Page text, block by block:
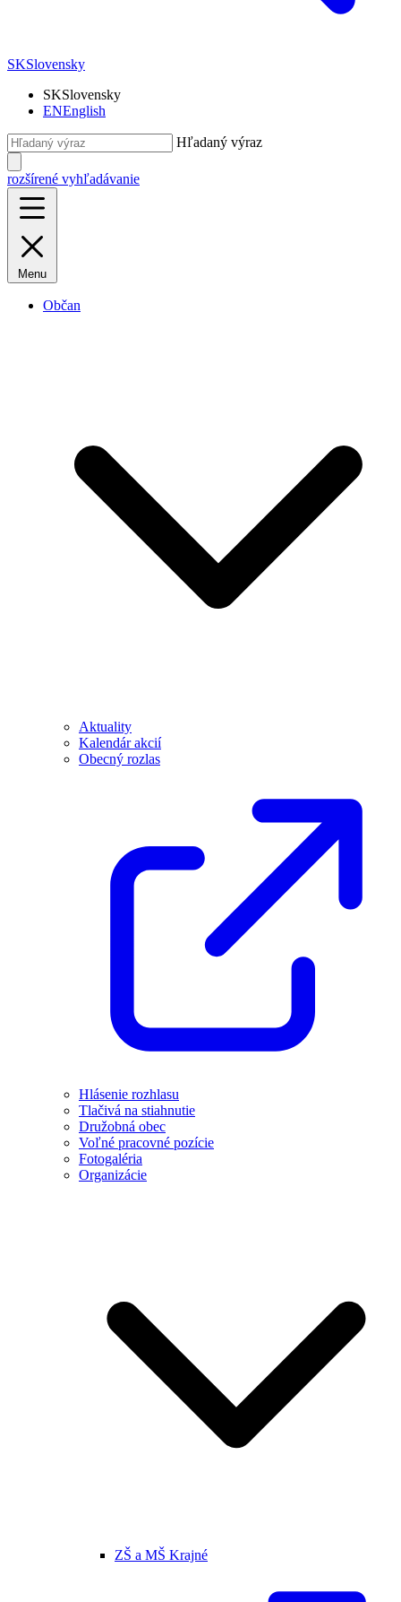
SKSlovensky
SKSlovensky
ENEnglish
Hľadaný výraz
rozšírené vyhľadávanie
Menu
Občan
Aktuality
Kalendár akcií
Obecný rozlas
Hlásenie rozhlasu
Tlačivá na stiahnutie
Družobná obec
Voľné pracovné pozície
Fotogaléria
Organizácie
ZŠ a MŠ Krajné